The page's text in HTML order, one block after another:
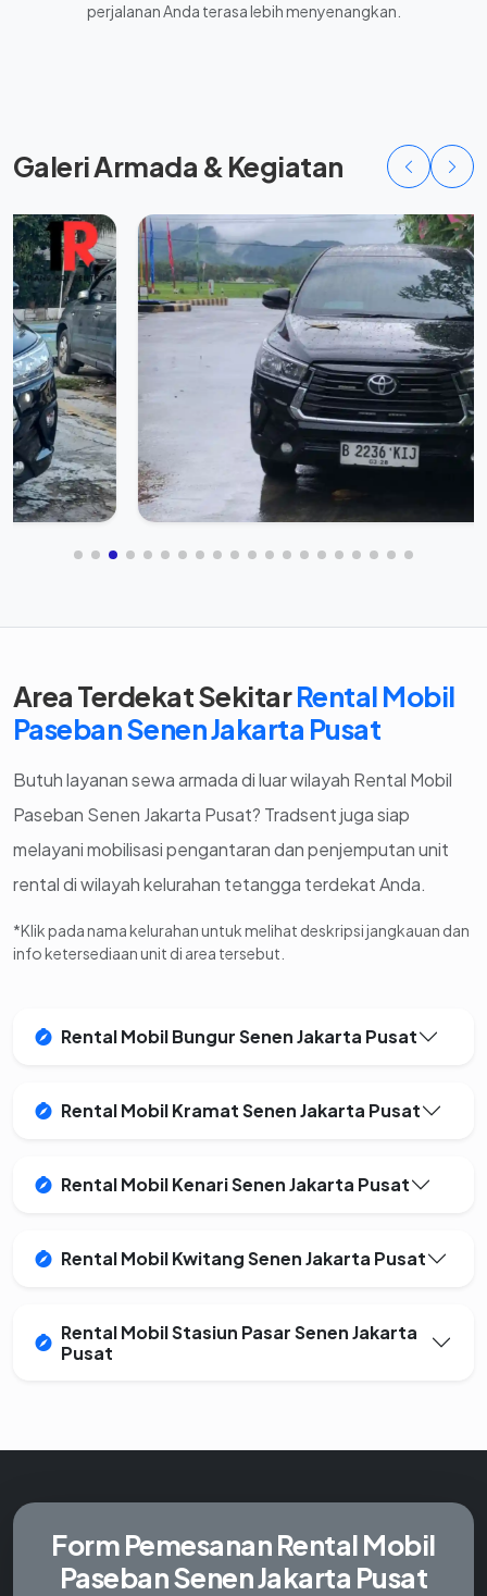
perjalanan Anda terasa lebih menyenangkan.
Galeri Armada & Kegiatan
Area Terdekat SekitarRental Mobil
Paseban Senen Jakarta Pusat
Butuh layanan sewa armada di luar wilayah Rental Mobil
Paseban Senen Jakarta Pusat? Tradsent juga siap
melayani mobilisasi pengantaran dan penjemputan unit
rental di wilayah kelurahan tetangga terdekat Anda.
*Klik pada nama kelurahan untuk melihat deskripsi jangkauan dan
info ketersediaan unit di area tersebut.
Rental Mobil Bungur Senen Jakarta Pusat
Rental Mobil Kramat Senen Jakarta Pusat
Rental Mobil Kenari Senen Jakarta Pusat
Rental Mobil Kwitang Senen Jakarta Pusat
Rental Mobil Stasiun Pasar Senen Jakarta
Pusat
Form PemesananRental Mobil
Paseban Senen Jakarta Pusat